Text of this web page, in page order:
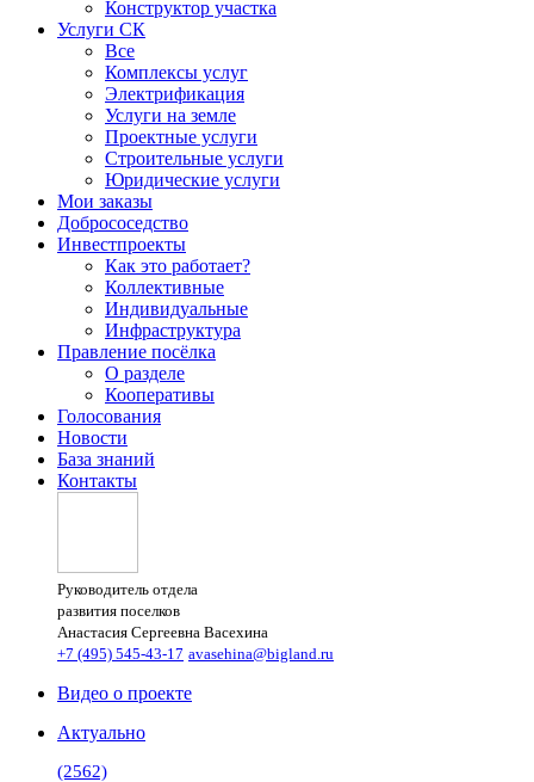
Конструктор участка
Услуги СК
Все
Комплексы услуг
Электрификация
Услуги на земле
Проектные услуги
Строительные услуги
Юридические услуги
Мои заказы
Добрососедство
Инвестпроекты
Как это работает?
Коллективные
Индивидуальные
Инфраструктура
Правление посёлка
О разделе
Кооперативы
Голосования
Новости
База знаний
Контакты
Руководитель отдела
развития поселков
Анастасия Сергеевна Васехина
+7 (495) 545-43-17 avasehina@bigland.ru
Видео о проекте
Актуально
(2562)